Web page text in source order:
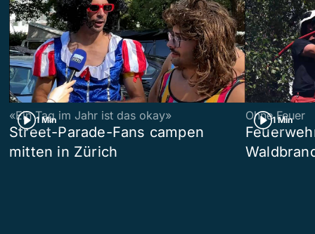
1 Min
«Ein Tag im Jahr ist das okay»
Street-Parade-Fans campen
mitten in Zürich
1 Min
Ohne Feuer